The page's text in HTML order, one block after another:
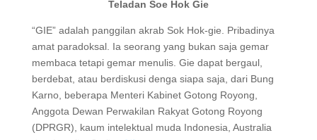
Teladan Soe Hok Gie
“GIE” adalah panggilan akrab Sok Hok-gie. Pribadinya
amat paradoksal. Ia seorang yang bukan saja gemar
membaca tetapi gemar menulis. Gie dapat bergaul,
berdebat, atau berdiskusi denga siapa saja, dari Bung
Karno, beberapa Menteri Kabinet Gotong Royong,
Anggota Dewan Perwakilan Rakyat Gotong Royong
(DPRGR), kaum intelektual muda Indonesia, Australia